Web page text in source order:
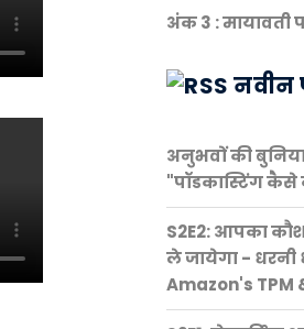
अंक 3 : मायावती
नवीन
अनुभवों की
"पॉडकास्टिंग कैसे
S2E2: आपका
ले जायेगा - धरनी
Amazon's TPM